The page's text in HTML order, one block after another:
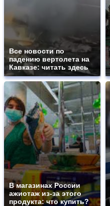
Все новости по
падению вертолета на
Кавказе: читать здесь
В магазинах России
ажиотаж из-за этого
продукта: что купить?